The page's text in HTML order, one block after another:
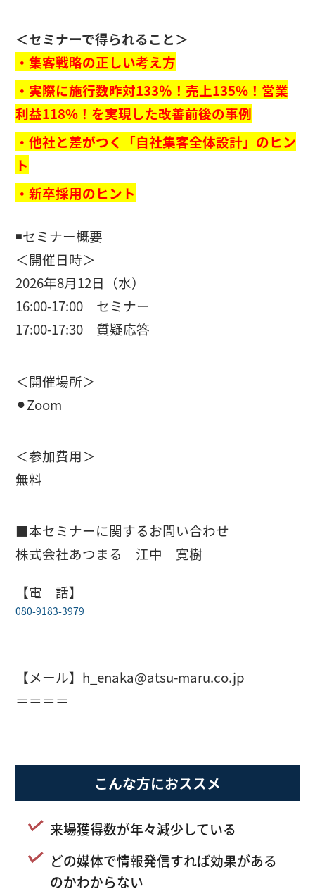
＜セミナーで得られること＞
・集客戦略の正しい考え方
・実際に施行数昨対133％！売上135%！営業
利益118%！を実現した改善前後の事例
・他社と差がつく「自社集客全体設計」のヒン
ト
・新卒採用のヒント
◾️セミナー概要
＜開催日時＞
2026年8月12日（水）
16:00-17:00 セミナー
17:00-17:30 質疑応答
＜開催場所＞
⚫︎Zoom
＜参加費用＞
無料
■本セミナーに関するお問い合わせ
株式会社あつまる 江中 寛樹
【電 話】
080-9183-3979
【メール】h_enaka@atsu-maru.co.jp
＝＝＝＝
こんな方におススメ
来場獲得数が年々減少している
どの媒体で情報発信すれば効果がある
のかわからない